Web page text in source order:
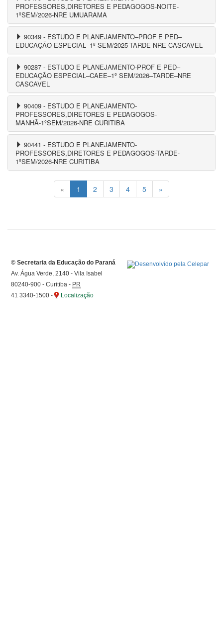
PROFESSORES,DIRETORES E PEDAGOGOS-NOITE-
1ºSEM/2026-NRE UMUARAMA
90349 - ESTUDO E PLANEJAMENTO–PROF E PED–
EDUCAÇÃO ESPECIAL–1º SEM/2025-TARDE-NRE CASCAVEL
90287 - ESTUDO E PLANEJAMENTO-PROF E PED–
EDUCAÇÃO ESPECIAL–CAEE–1º SEM/2026–TARDE–NRE
CASCAVEL
90409 - ESTUDO E PLANEJAMENTO-
PROFESSORES,DIRETORES E PEDAGOGOS-
MANHÃ-1ºSEM/2026-NRE CURITIBA
90441 - ESTUDO E PLANEJAMENTO-
PROFESSORES,DIRETORES E PEDAGOGOS-TARDE-
1ºSEM/2026-NRE CURITIBA
« 1 2 3 4 5 »
© Secretaria da Educação do Paraná
Av. Água Verde, 2140 - Vila Isabel
80240-900 - Curitiba - PR
41 3340-1500 - Localização